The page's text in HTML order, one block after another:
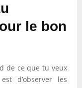
le bon
de ce que tu veux
d’observer les